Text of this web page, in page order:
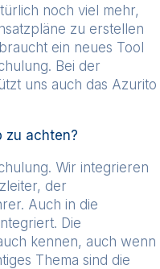
noch viel mehr,
zu erstellen
ein neues Tool
Bei der
uns auch das Azurito
zu achten?
Wir integrieren
der
Auch in die
Die
kennen, auch wenn
Thema sind die